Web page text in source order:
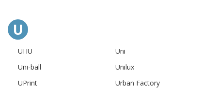
U
UHU
Uni
Uni-ball
Unilux
UPrint
Urban Factory